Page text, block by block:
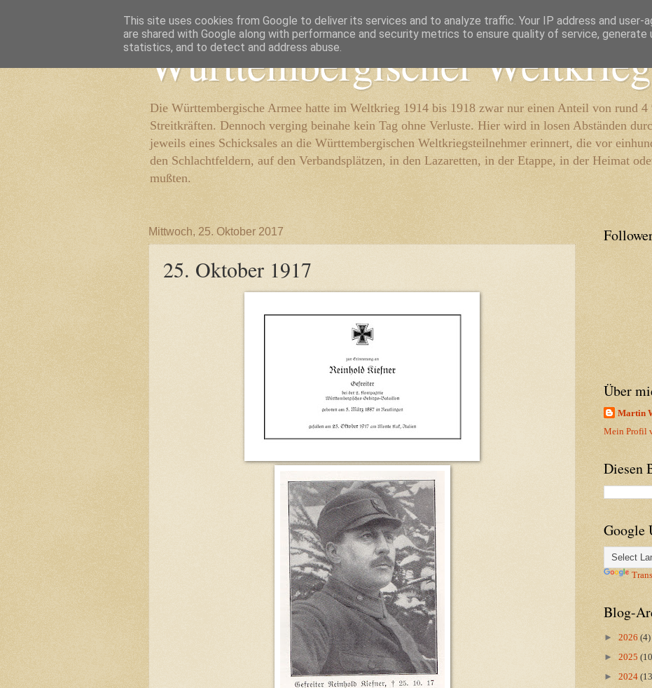
Württembergischer
Die Württembergische Armee hatte im Weltkrieg 1914 bis 1918 zwar nur einen Anteil von rund 4
Streitkräften. Dennoch verging beinahe kein Tag ohne Verluste. Hier wird in losen Abständen
jeweils eines Schicksales an die Württembergischen Weltkriegsteilnehmer erinnert, die vor
den Schlachtfeldern, auf den Verbandsplätzen, in den Lazaretten, in der Etappe, in der Heimat
mußten.
Mittwoch, 25. Oktober 2017
25. Oktober 1917
Über
Martin
Mein Profil
Diesen
Google
Blog-
► 2026 (4)
► 2025
► 2024
This site uses cookies from Google to deliver its services and to analyze traffic. Your IP address and user-
are shared with Google along with performance and security metrics to ensure quality of service, generate
statistics, and to detect and address abuse.